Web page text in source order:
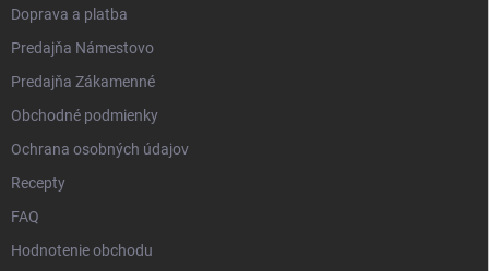
Doprava a platba
Predajňa Námestovo
Predajňa Zákamenné
Obchodné podmienky
Ochrana osobných údajov
Recepty
FAQ
Hodnotenie obchodu